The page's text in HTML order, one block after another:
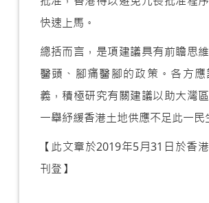
快速上馬。
總括而言，是項建議具有前瞻思
醫頭、腳痛醫腳的政策。各方
義，積極研究有關建議以助大灣
一舉紓緩香港土地供應不足此一民
【此文章於2019年5月31日於香
刊登】